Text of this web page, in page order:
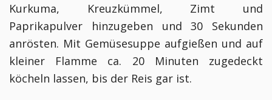
Kurkuma, Kreuzkümmel, Zimt und
Paprikapulver hinzugeben und 30 Sekunden
anrösten. Mit Gemüsesuppe aufgießen und auf
kleiner Flamme ca. 20 Minuten zugedeckt
köcheln lassen, bis der Reis gar ist.